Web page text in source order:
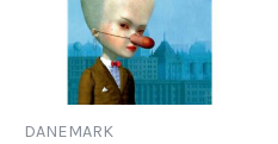
DANEMARK